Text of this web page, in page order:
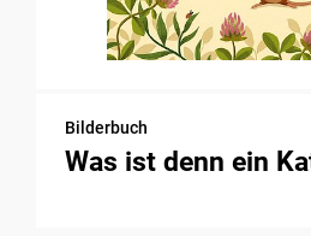
Bilderbuch
Was ist denn ein